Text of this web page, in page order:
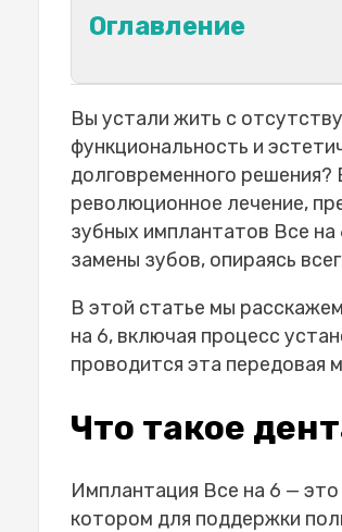
Оглавление
Что такое
Что входит в
Преимущества
Какие зубные
Этапы имплантации
Как долго служат
Имплантаты Все на 6
Где в Турции лучше
Сколько времени
Покрываются ли
Сколько времени
имплантатов
Вы устали жить с
функциональность и
долговременного
революционное лечение,
зубных имплантатов Все на
замены зубов, опираясь
В этой статье мы
на 6, включая процесс
проводится эта передовая
Что такое
Имплантация Все на 6 —
котором для поддержки